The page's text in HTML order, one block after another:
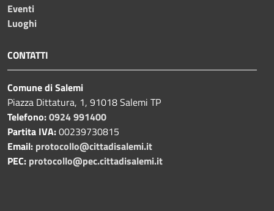
Eventi
Luoghi
CONTATTI
Comune di Salemi
Piazza Dittatura, 1, 91018 Salemi TP
Telefono:0924 991400
Partita IVA:00239730815
Email: protocollo@cittadisalemi.it
PEC: protocollo@pec.cittadisalemi.it